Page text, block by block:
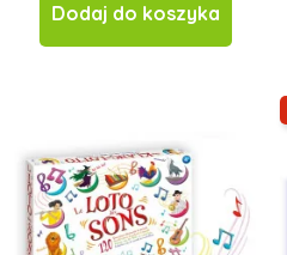
Dodaj do koszyka